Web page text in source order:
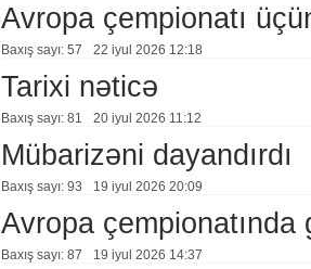
Avropa çempionatı
Baxış sayı: 57 22 i̇yul 2026 12:18
Tarixi nəticə
Baxış sayı: 81 20 i̇yul 2026 11:12
Mübarizəni dayandırdı
Baxış sayı: 93 19 i̇yul 2026 20:09
Avropa
Baxış sayı: 87 19 i̇yul 2026 14:37